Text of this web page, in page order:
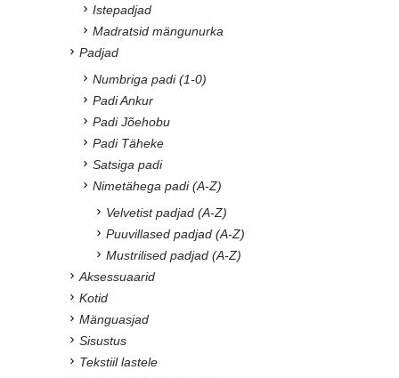
Istepadjad
Madratsid mängunurka
Padjad
Numbriga padi (1-0)
Padi Ankur
Padi Jõehobu
Padi Täheke
Satsiga padi
Nimetähega padi (A-Z)
Velvetist padjad (A-Z)
Puuvillased padjad (A-Z)
Mustrilised padjad (A-Z)
Aksessuaarid
Kotid
Mänguasjad
Sisustus
Tekstiil lastele